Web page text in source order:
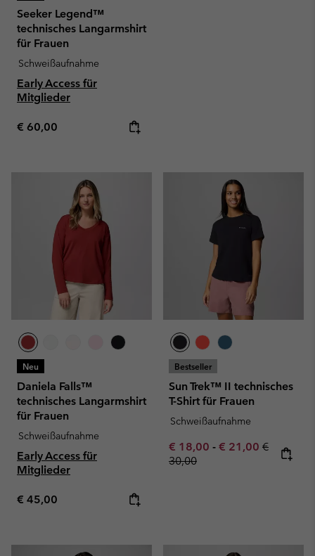
Seeker Legend™
technisches Langarmshirt
für Frauen
Schweißaufnahme
Early Access für
Mitglieder
Regular price:
€ 60,00
Neu
Daniela Falls™
technisches Langarmshirt
für Frauen
Schweißaufnahme
Early Access für
Mitglieder
Regular price:
€ 45,00
Bestseller
Sun Trek™ II technisches
T-Shirt für Frauen
Schweißaufnahme
Minimum sale price:
€ 18,00 - Maximum sale
€ 21,00 Regular
€
30,00